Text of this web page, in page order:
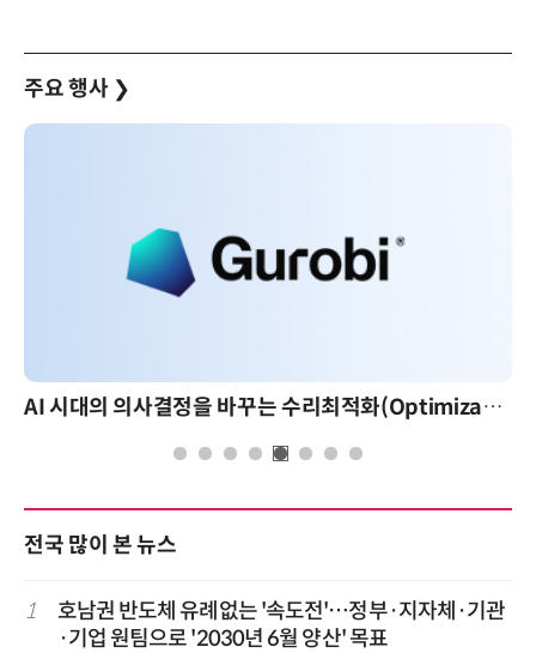
주요 행사 ❯
AI 시대의 의사결정을 바꾸는 수리최적화(Optimization): 실제 산업 적용 사례와 활용 전략
전국 많이 본 뉴스
1
호남권 반도체 유례없는 '속도전'…정부·지자체·기관
·기업 원팀으로 '2030년 6월 양산' 목표